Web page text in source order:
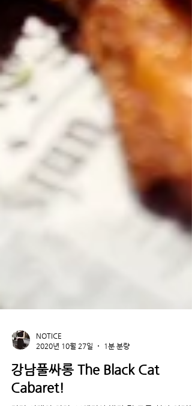
NOTICE
2020년 10월 27일
1분 분량
강남풀싸롱 The Black Cat